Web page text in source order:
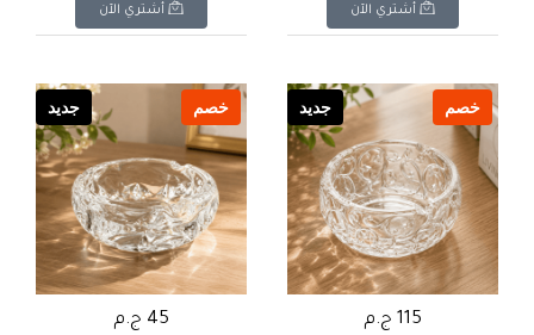
أشتري الآن أشتري الآن
خصم جديد
115 ج.م
خصم جديد
45 ج.م